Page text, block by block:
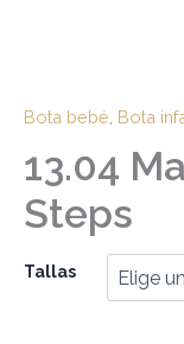
Bota bebé Bota
13.04
Steps
Tallas